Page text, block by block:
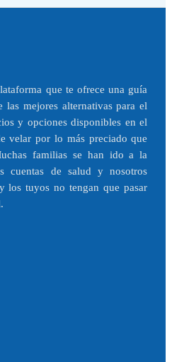
que te ofrece una guía
las mejores alternativas para el
y opciones disponibles en el
velar por lo más preciado que
familias se han ido a la
cuentas de salud y nosotros
los tuyos no tengan que pasar